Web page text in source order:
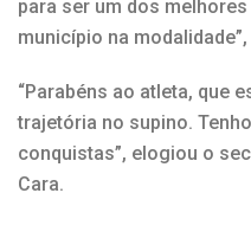
para ser um dos
município na
“Parabéns ao atleta, que
trajetória no supino.
conquistas”, elogiou o
Cara.